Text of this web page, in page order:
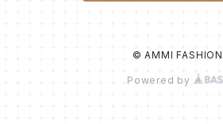
© AMMI FASHION
Powered by